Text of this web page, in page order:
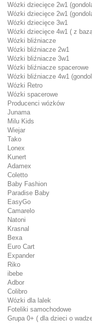
Wózki dziecięce 2w1
Wózki dziecięce 2w1
Wózki dziecięce 3w1
Wózki dziecięce 4w1 ( z
Wózki bliźniacze
Wózki bliźniacze 2w1
Wózki bliźniacze 3w1
Wózki bliźniacze spacerowe
Wózki bliźniacze 4w1
Wózki Retro
Wózki spacerowe
Producenci wózków
Junama
Milu Kids
Wiejar
Tako
Lonex
Kunert
Adamex
Coletto
Baby Fashion
Paradise Baby
EasyGo
Camarelo
Natoni
Krasnal
Bexa
Euro Cart
Expander
Riko
ibebe
Adbor
Colibro
Wózki dla lalek
Foteliki samochodowe
Grupa 0+ ( dla dzieci o